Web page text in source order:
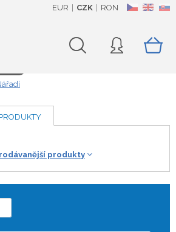
CZ EN SK
EUR CZK RON
produkty